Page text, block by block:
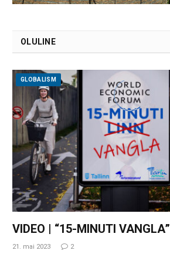
OLULINE
GLOBALISM
VIDEO | “15-MINUTI VANGLA”
21. mai 2023 2